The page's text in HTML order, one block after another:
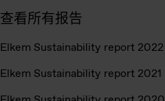
查看所有报告
Elkem Sustainability report 2022
Elkem Sustainability report 2021